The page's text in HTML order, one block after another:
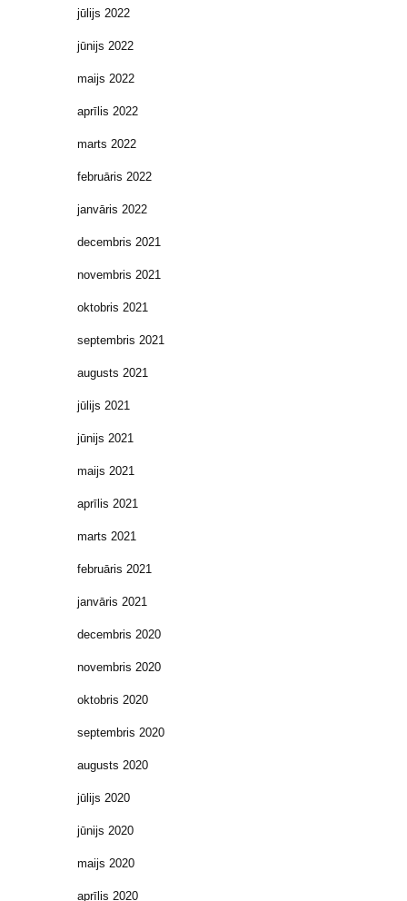
jūlijs 2022
jūnijs 2022
maijs 2022
aprīlis 2022
marts 2022
februāris 2022
janvāris 2022
decembris 2021
novembris 2021
oktobris 2021
septembris 2021
augusts 2021
jūlijs 2021
jūnijs 2021
maijs 2021
aprīlis 2021
marts 2021
februāris 2021
janvāris 2021
decembris 2020
novembris 2020
oktobris 2020
septembris 2020
augusts 2020
jūlijs 2020
jūnijs 2020
maijs 2020
aprīlis 2020